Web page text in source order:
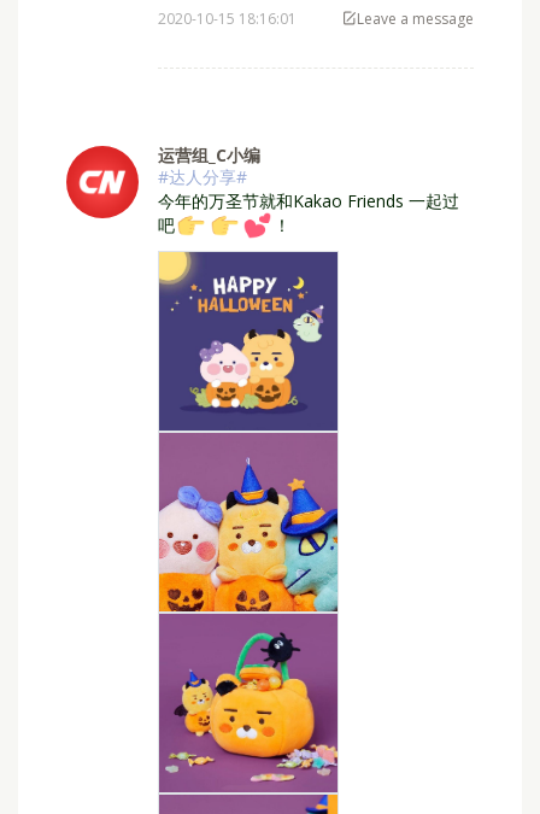
2020-10-15 18:16:01 Leave a message
运营组_C小编
#达人分享#
⁣今年的万圣节就和Kakao Friends 一起过
吧
！